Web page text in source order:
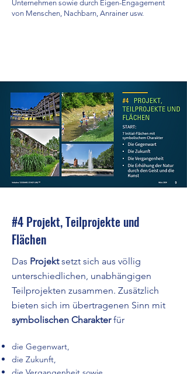
Unternehmen sowie durch Eigen-Engagement
von Menschen, Nachbarn, Anrainer usw.
#4 Projekt, Teilprojekte und
Flächen
Das Projektsetzt sich aus völlig
unterschiedlichen, unabhängigen
Teilprojekten zusammen. Zusätzlich
bieten sich im übertragenen Sinn mit
symbolischen Charakterfür
die Gegenwart,
die Zukunft,